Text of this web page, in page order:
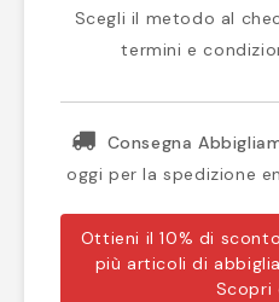
Scegli il metodo al
termini e
Consegna
oggi per la spedizione
Ottieni il 10% di
più articoli di
Scopri